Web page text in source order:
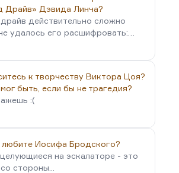
Драйв» Дэвида Линча?
действительно сложно
удалось его расшифровать:…
к творчеству Виктора Цоя?
быть, если бы не трагедия?
:(
любите Иосифа Бродского?
целующиеся на эскалаторе - это
стороны...